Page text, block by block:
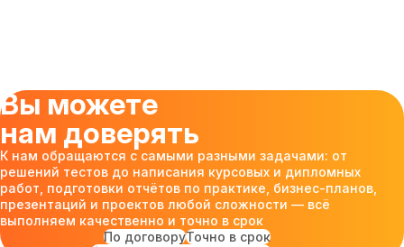
Вы можете
нам доверять
К нам обращаются с самыми разными задачами: от
решений тестов до написания курсовых и дипломных
работ, подготовки отчётов по практике, бизнес-планов,
презентаций и проектов любой сложности — всё
выполняем качественно и точно в срок
По договоруТочно в срок